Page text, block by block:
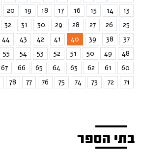
13
14
15
16
17
18
19
20
25
26
27
28
29
30
31
32
37
38
39
40
41
42
43
44
48
49
50
51
52
53
54
55
60
61
62
63
64
65
66
67
71
72
73
74
75
76
77
78
בתי הספר